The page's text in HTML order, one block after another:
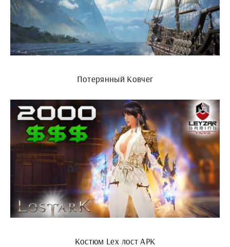
Потерянный Ковчег
Костюм Lex лост АРК